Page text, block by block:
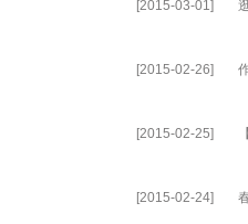
[2015-03-01]
[2015-02-26]
[2015-02-25]
[2015-02-24]